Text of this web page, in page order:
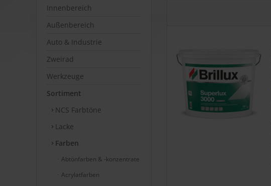
Innenbereich
Außenbereich
Auto & Industrie
Zweirad
Werkzeuge
Sortiment
NCS Farbtöne
Lacke
Farben
Abtönfarben & -konzentrate
Acrylatfarben